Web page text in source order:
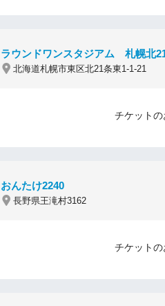
ラウンドワンスタジアム 札幌北
北海道札幌市東区北21条東1-1-21
チケット
おんたけ2240
長野県王滝村3162
チケット